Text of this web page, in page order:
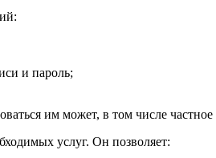
и пароль;
им может, в том числе
услуг. Он позволяет: